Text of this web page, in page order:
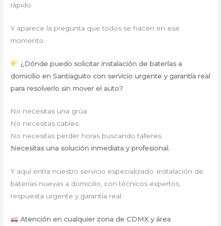
rápido
Y aparece la pregunta que todos se hacen en ese
momento:
¿Dónde puedo solicitar instalación de baterías a
domicilio en Santiaguito con servicio urgente y garantía real
para resolverlo sin mover el auto?
No necesitas una grúa.
No necesitas cables.
No necesitas perder horas buscando talleres.
Necesitas una solución inmediata y profesional.
Y aquí entra nuestro servicio especializado: instalación de
baterías nuevas a domicilio, con técnicos expertos,
respuesta urgente y garantía real.
Atención en cualquier zona de CDMX y área